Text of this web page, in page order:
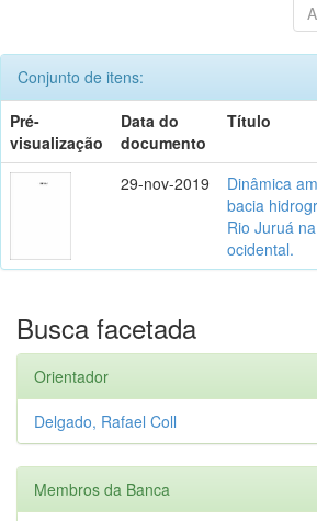
Conjunto de itens:
Pré-
visualização
Data do
documento
Título
29-nov-2019
Dinâmica
bacia
Rio Juruá
ocidental.
Busca facetada
Orientador
Delgado, Rafael Coll
Membros da Banca